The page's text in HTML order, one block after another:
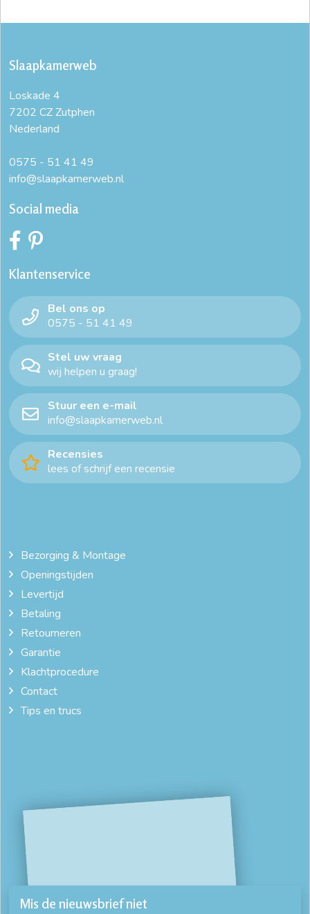
Slaapkamerweb
Loskade 4
7202 CZ Zutphen
Nederland
0575 - 51 41 49
info@slaapkamerweb.nl
Social media
Klantenservice
Bel ons op
0575 - 51 41 49
Stel uw vraag
wij helpen u graag!
Stuur een e-mail
info@slaapkamerweb.nl
Recensies
lees of schrijf een recensie
Bezorging & Montage
Openingstijden
Levertijd
Betaling
Retourneren
Garantie
Klachtprocedure
Contact
Tips en trucs
Mis de nieuwsbrief niet